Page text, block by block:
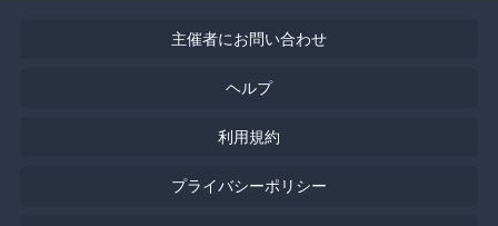
主催者にお問い合わせ
ヘルプ
利用規約
プライバシーポリシー